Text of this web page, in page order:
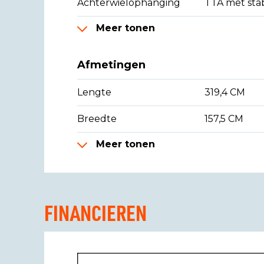
Achterwielophanging TTA met
Meer tonen
Afmetingen
Lengte 319,4 CM
Breedte 157,5 CM
Meer tonen
FINANCIEREN